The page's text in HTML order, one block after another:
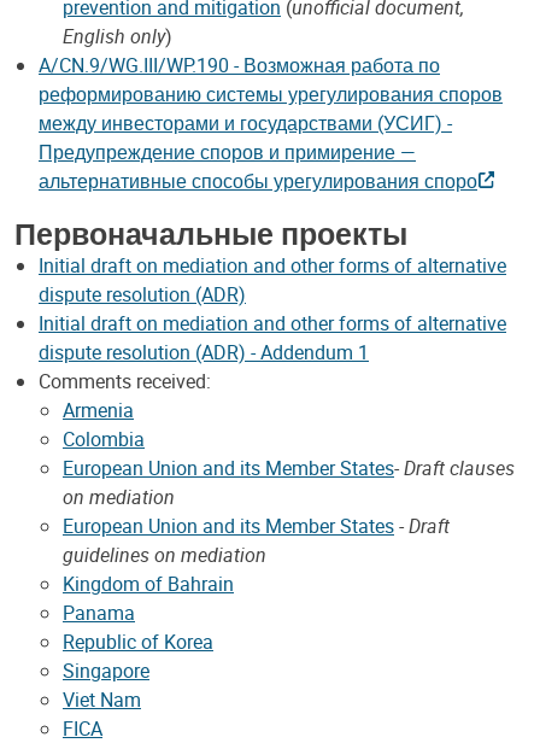
prevention and mitigation (unofficial document,
English only)
A/CN.9/WG.III/WP.190 - Возможная работа по
реформированию системы урегулирования споров
между инвесторами и государствами (УСИГ) -
Предупреждение споров и примирение —
альтернативные способы урегулирования споро
Первоначальные проекты
Initial draft on mediation and other forms of alternative
dispute resolution (ADR)
Initial draft on mediation and other forms of alternative
dispute resolution (ADR) - Addendum 1
Comments received:
Armenia
Colombia
European Union and its Member States-Draft clauses
on mediation
European Union and its Member States-Draft
guidelines on mediation
Kingdom of Bahrain
Panama
Republic of Korea
Singapore
Viet Nam
FICA